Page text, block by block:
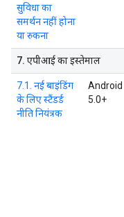
सुविधा का
समर्थन नहीं होना
या रुकना
7. एपीआई का इस्तेमाल
7.1. नई बाइंडिंग
के लिए स्टैंडर्ड
नीति नियंत्रक
Android
5.0+